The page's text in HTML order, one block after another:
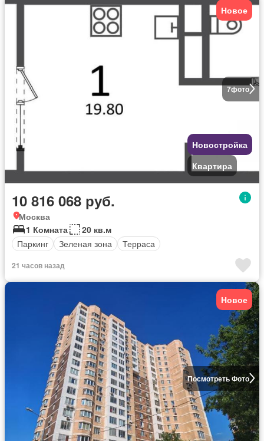
7фото
Новое
Новостройка
Квартира
10 816 068 руб.
Москва
1 Комната
20 кв.м
Паркинг
Зеленая зона Терраса
21 часов назад
Посмотреть Фото
Новое